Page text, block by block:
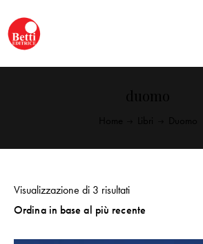
Visualizzazione di 3 risultati